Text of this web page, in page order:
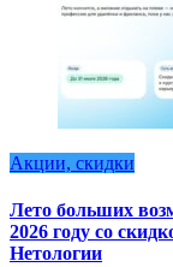
Акции, скидки
Лето больших
2026 году со
Нетологии